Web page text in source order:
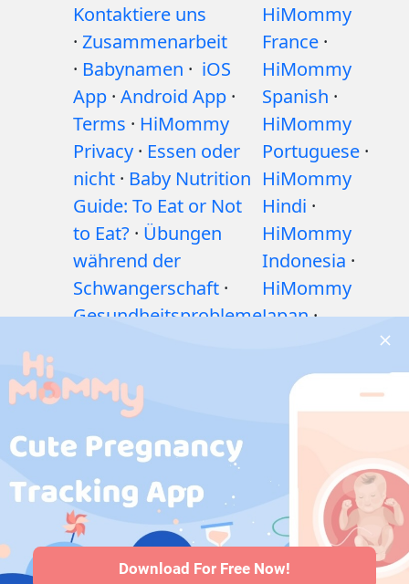
Kontaktiere uns
· Zusammenarbeit
· Babynamen · iOS
App · Android App ·
Terms · HiMommy
Privacy · Essen oder
nicht · Baby Nutrition
Guide: To Eat or Not
to Eat? · Übungen
während der
Schwangerschaft ·
Gesundheitsprobleme
Medikamente
während der
Schwangerschaft·
Gesundheitsprobleme
bei Babys·Artikel ·
Redaktionelle
Richtlinie
HiMommy
France ·
HiMommy
Spanish ·
HiMommy
Portuguese ·
HiMommy
Hindi ·
HiMommy
Indonesia ·
HiMommy
Japan·
Korea
Download For Free Now!